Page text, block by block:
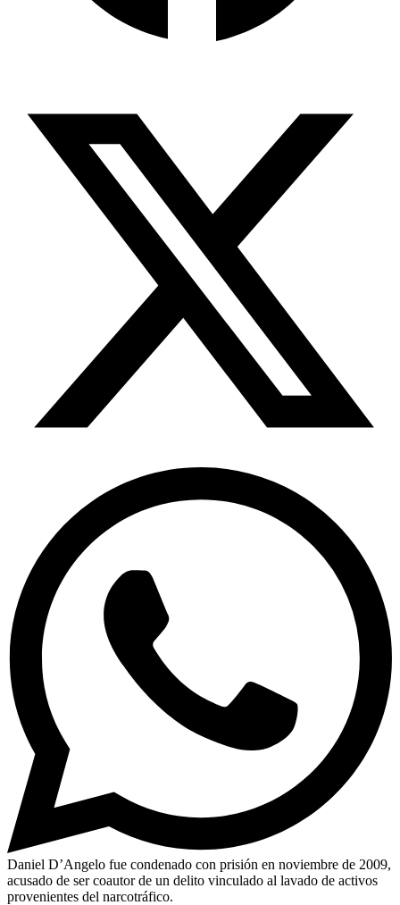
Daniel D’Angelo fue condenado con prisión en noviembre de 2009,
acusado de ser coautor de un delito vinculado al lavado de activos
provenientes del narcotráfico.